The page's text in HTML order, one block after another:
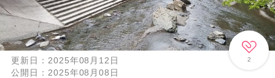
2
更新日： 2025年08月12日
公開日： 2025年08月08日